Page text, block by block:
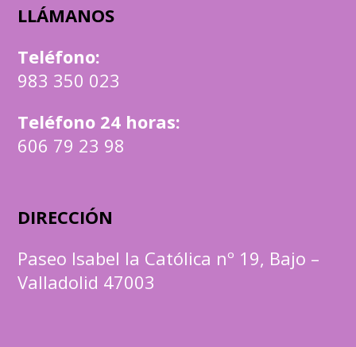
LLÁMANOS
Teléfono:
983 350 023
Teléfono 24 horas:
606 79 23 98
DIRECCIÓN
Paseo Isabel la Católica nº 19, Bajo –
Valladolid 47003